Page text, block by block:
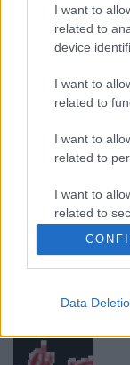
I want to
related to
device
I want to
related to
I want to
related to
I want to
related to
functionality
Data